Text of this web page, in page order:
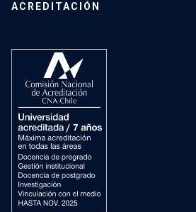
ACREDITACIÓN